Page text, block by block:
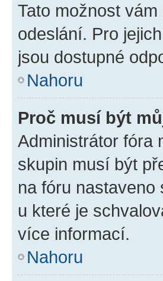
Tato možnost
odeslání. Pro
jsou dostupné
Nahoru
Proč musí být
Administrátor fóra
skupin musí být
na fóru
u které je
více informací.
Nahoru